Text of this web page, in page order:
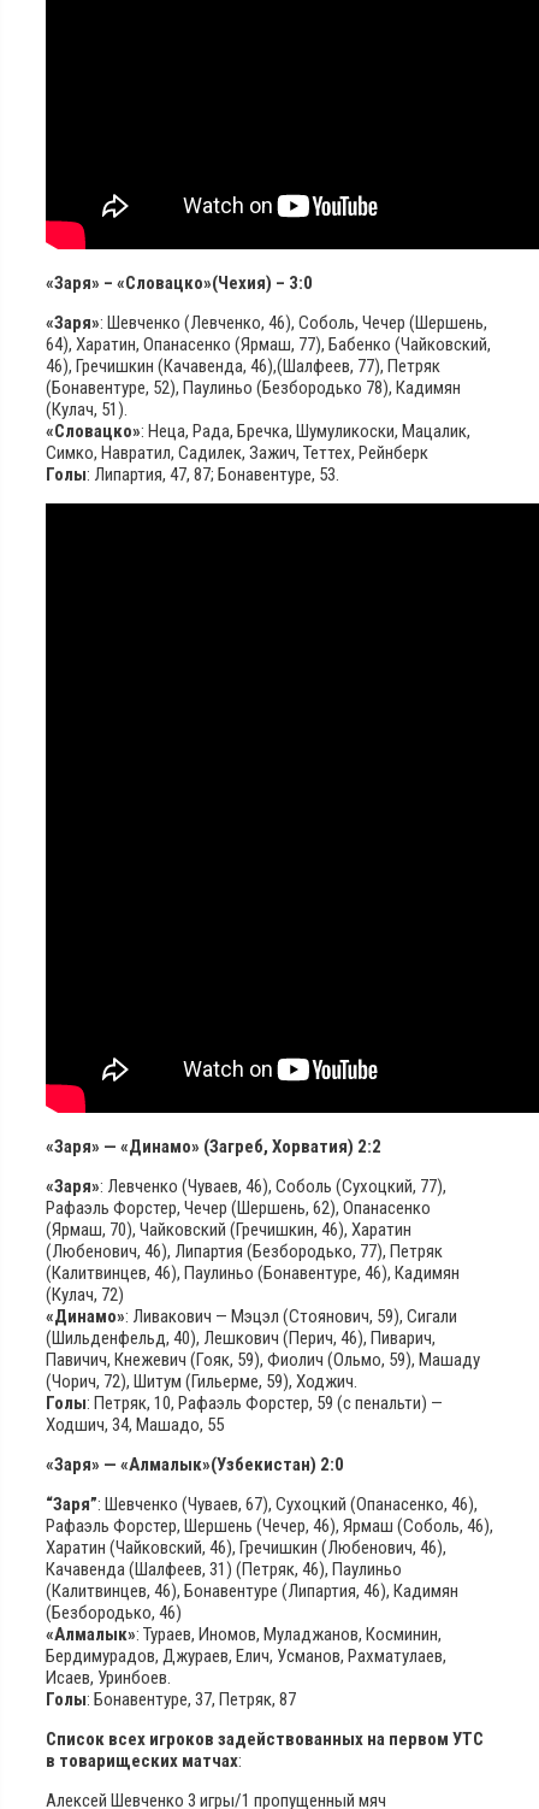
«Заря» – «Словацко»(Чехия) – 3:0
«Заря»: Шевченко (Левченко, 46), Соболь, Чечер (Шершень,
64), Харатин, Опанасенко (Ярмаш, 77), Бабенко (Чайковский,
46), Гречишкин (Качавенда, 46),(Шалфеев, 77), Петряк
(Бонавентуре, 52), Паулиньо (Безбородько 78), Кадимян
(Кулач, 51).
«Словацко»: Неца, Рада, Бречка, Шумуликоски, Мацалик,
Симко, Навратил, Садилек, Зажич, Теттех, Рейнберк
Голы: Липартия, 47, 87; Бонавентуре, 53.
«Заря» — «Динамо» (Загреб, Хорватия) 2:2
«Заря»: Левченко (Чуваев, 46), Соболь (Сухоцкий, 77),
Рафаэль Форстер, Чечер (Шершень, 62), Опанасенко
(Ярмаш, 70), Чайковский (Гречишкин, 46), Харатин
(Любенович, 46), Липартия (Безбородько, 77), Петряк
(Калитвинцев, 46), Паулиньо (Бонавентуре, 46), Кадимян
(Кулач, 72)
«Динамо»: Ливакович — Мэцэл (Стоянович, 59), Сигали
(Шильденфельд, 40), Лешкович (Перич, 46), Пиварич,
Павичич, Кнежевич (Гояк, 59), Фиолич (Ольмо, 59), Машаду
(Чорич, 72), Шитум (Гильерме, 59), Ходжич.
Голы: Петряк, 10, Рафаэль Форстер, 59 (с пенальти) —
Ходшич, 34, Машадо, 55
«Заря» — «Алмалык»(Узбекистан) 2:0
“Заря”: Шевченко (Чуваев, 67), Сухоцкий (Опанасенко, 46),
Рафаэль Форстер, Шершень (Чечер, 46), Ярмаш (Соболь, 46),
Харатин (Чайковский, 46), Гречишкин (Любенович, 46),
Качавенда (Шалфеев, 31) (Петряк, 46), Паулиньо
(Калитвинцев, 46), Бонавентуре (Липартия, 46), Кадимян
(Безбородько, 46)
«Алмалык»: Тураев, Иномов, Муладжанов, Косминин,
Бердимурадов, Джураев, Елич, Усманов, Рахматулаев,
Исаев, Уринбоев.
Голы: Бонавентуре, 37, Петряк, 87
Список всех игроков задействованных на первом УТС
в товарищеских матчах:
Алексей Шевченко 3 игры/1 пропущенный мяч